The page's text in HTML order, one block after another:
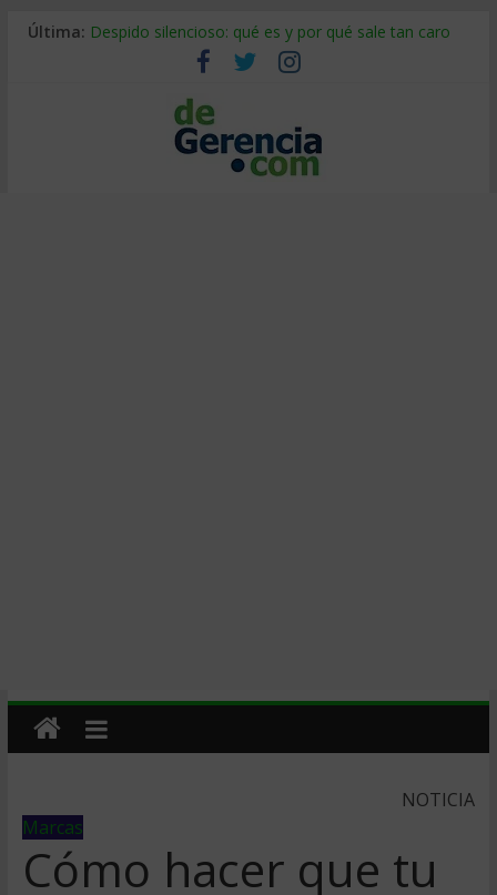
Última: Despido silencioso: qué es y por qué sale tan caro
La economía de Venezuela después del terremoto
Los 8 pasos de Kotter: liderar el cambio sin fracasar
Gestión de proyectos con IA: qué cambia en el oficio
IA y creatividad: cómo evitar que todos piensen igual
NOTICIA
Marcas
Cómo hacer que tu